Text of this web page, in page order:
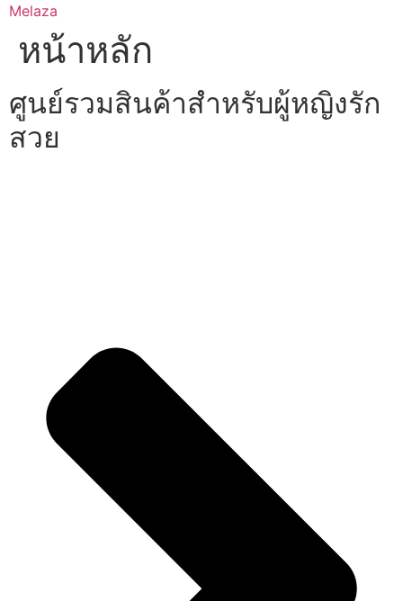
Skip
content
Melaza
หน้าหลัก
ศูนย์รวมสินค้าสำหรับผู้หญิงรัก
สวย